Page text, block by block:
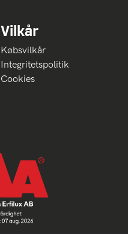
Vilkår
Købsvilkår
Integritetspolitik
Cookies